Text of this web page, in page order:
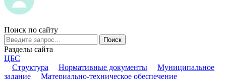
Поиск по сайту
Поиск
Разделы сайта
ЦБС
Структура
Нормативные документы
Муниципальное
задание
Материально-техническое обеспечение